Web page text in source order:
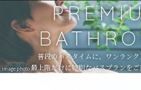
普段のバスタイムに、ワンラン
最上階だけに特別なバスプランを
image photo